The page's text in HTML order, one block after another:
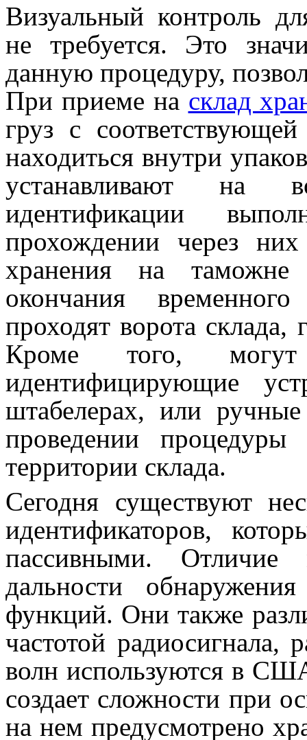
Визуальный контроль
не требуется. Это
данную процедуру,
При приеме на склад
груз с
находиться внутри
устанавливают на
идентификации
прохождении через
хранения на
окончания
проходят ворота склада,
Кроме того, могут
идентифицирующие
штабелерах, или
проведении процедуры
территории склада.
Сегодня существуют
идентификаторов,
пассивными.
дальности
функций. Они также
частотой радиосигнала,
волн используются в
создает сложности при
на нем предусмотрено